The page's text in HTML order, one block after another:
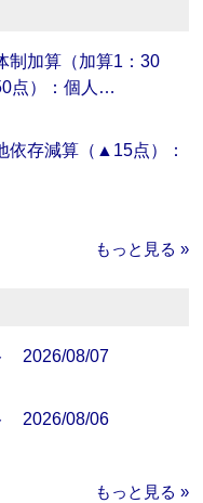
制加算（加算1：30
点）：個人…
依存減算（▲15点）：
もっと見る »
2026/08/07
2026/08/06
もっと見る »